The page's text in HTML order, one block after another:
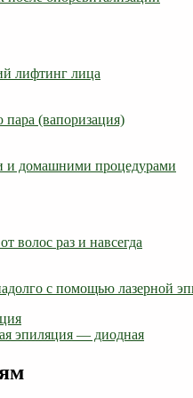
лифтинг лица
(вапоризация)
и домашними процедурами
волос раз и навсегда
с помощью лазерной
эпиляция — диодная